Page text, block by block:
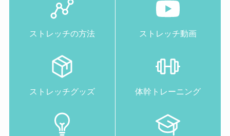
ストレッチの方法 ストレッチ動画
ストレッチグッズ 体幹トレーニング